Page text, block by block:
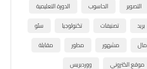
التصوير الحاسوب
الدورة التعليمية
بريد تصنيفات تكنولوجيا
سئو
مال مشهور مطور
مقابلة
موقع الكتروني
ووردبريس